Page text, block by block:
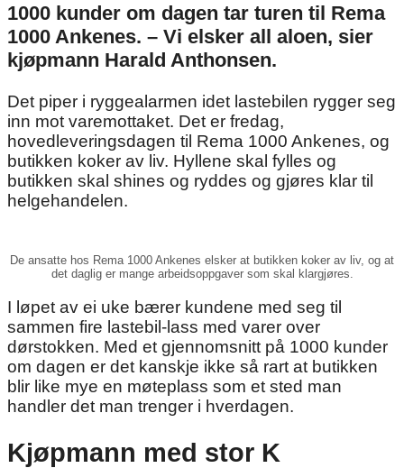
1000 kunder om dagen tar turen til Rema
1000 Ankenes. – Vi elsker all aloen, sier
kjøpmann Harald Anthonsen.
Det piper i ryggealarmen idet lastebilen rygger seg
inn mot varemottaket. Det er fredag,
hovedleveringsdagen til Rema 1000 Ankenes, og
butikken koker av liv. Hyllene skal fylles og
butikken skal shines og ryddes og gjøres klar til
helgehandelen.
De ansatte hos Rema 1000 Ankenes elsker at butikken koker av liv, og at
det daglig er mange arbeidsoppgaver som skal klargjøres.
I løpet av ei uke bærer kundene med seg til
sammen fire lastebil-lass med varer over
dørstokken. Med et gjennomsnitt på 1000 kunder
om dagen er det kanskje ikke så rart at butikken
blir like mye en møteplass som et sted man
handler det man trenger i hverdagen.
Kjøpmann med stor K